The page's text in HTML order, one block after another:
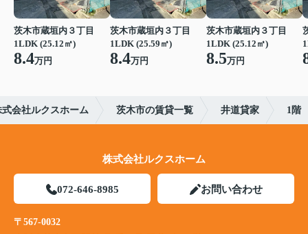
茨木市蔵垣内３丁目
1LDK (25.12㎡)
8.4万円
茨木市蔵垣内３丁目
1LDK (25.59㎡)
8.4万円
茨木市蔵垣内３丁目
1LDK (25.12㎡)
8.5万円
会社ルクスホーム 茨木市の賃貸一覧 井道貸家 1階
株式会社ルクスホーム
072-646-8985 お問い合わせ
〒567-0032